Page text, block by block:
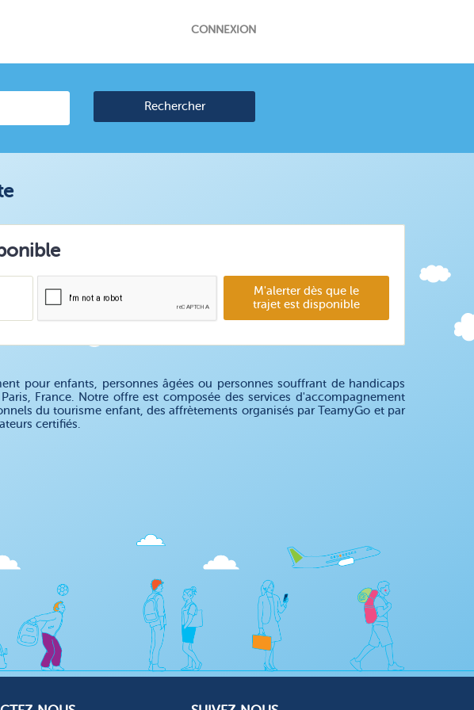
CONNEXION
Rechercher
M'alerter dès que le
trajet est disponible
pour enfants, personnes âgées ou personnes souffrant de handicaps
France. Notre offre est composée des services d'accompagnement
du tourisme enfant, des affrètements organisés par TeamyGo et par
certifiés.